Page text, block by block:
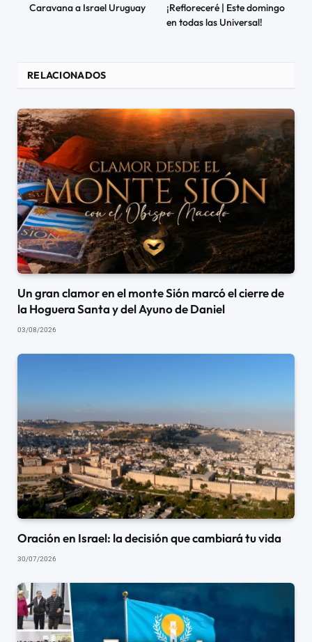
Caravana a Israel Uruguay
¡Refloreceré | Este domingo
en todas las Universal!
RELACIONADOS
Un gran clamor en el monte Sión marcó el cierre de
la Hoguera Santa y del Ayuno de Daniel
03/08/2026
Oración en Israel: la decisión que cambiará tu vida
30/07/2026